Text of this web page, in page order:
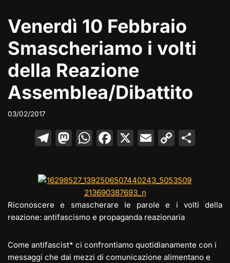
Venerdì 10 Febbraio
Smascheriamo i volti
della Reazione
Assemblea/Dibattito
03/02/2017
T
gr
a
m
M
o
d
o
n
W
s
A
p
p
F
e
b
o
o
k
X E
l
C
y
Li
n
vi
Riconoscere e smascherare le parole e i volti della
reazione: antifascismo e propaganda reazionaria
Come antifascist* ci confrontiamo quotidianamente con i
messaggi che dai mezzi di comunicazione alimentano e